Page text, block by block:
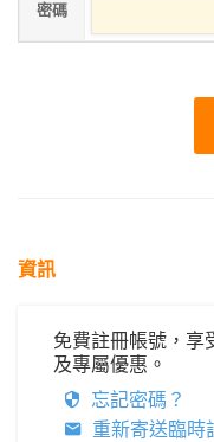
密碼
資訊
免費註冊帳號，享
及專屬優惠。
忘記密碼？
重新寄送臨時